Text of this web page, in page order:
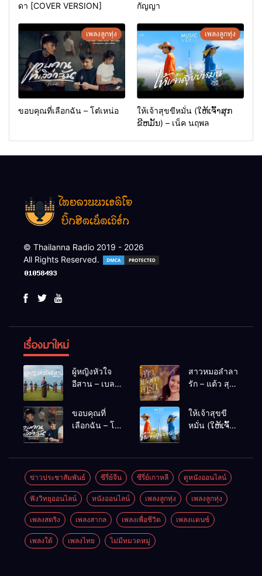
ดา [COVER VERSION]
กัญญา
เพลงลูกทุ่ง
ขอบคุณที่เลือกฉัน – โต๋เหน่อ
เพลงลูกทุ่ง
ให้เจ้าสุขขีหมั่น (ໃຫ້ເຈົ້າສຸກ
ຂີຫມັ້ນ) – เน็ค นฤพล
© Thailanna Radio 2019 - 2026
All Rights Reserved.
เรื่องมาใหม่
ผู้หญิงหัวใจ
อีสาน – เบลล์
[COVER
VERSION]
สาวหมอลำลา
รัก – แต้ว สุ
ขอบคุณที่
เลือกฉัน – โต๋
ให้เจ้าสุขขี
หมั่น (ໃຫ້ເຈົ້າ
ข่าวประชาสัมพันธ์ ซีรี่ย์จีน ซีรี่ย์เกาหลี ดูหนังออนไลน์
ฟังวิทยุออนไลน์ หนังออนไลน์ เพลงลูกทุ่ง เพลงลูกทุ่ง
เพลงสตริง เพลงสากล เพลงเพื่อชีวิต เพลงแดนซ์
เพลงใต้ เพลงไทย ไม่มีหมวดหมู่